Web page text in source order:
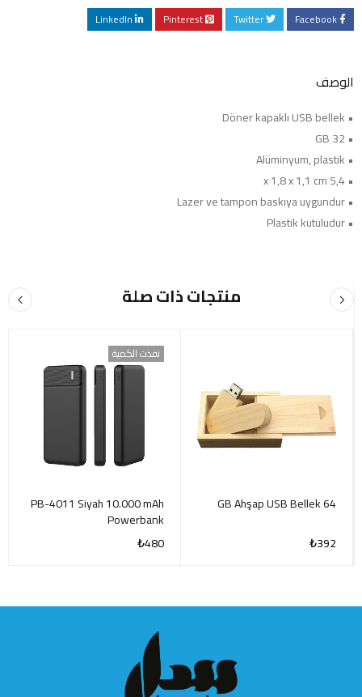
Facebook
Twitter
Pinterest
LinkedIn
الوصف
• Döner kapaklı USB bellek
• 32 GB
• Alüminyum, plastik
• 5,4 x 1,8 x 1,1 cm
• Lazer ve tampon baskıya uygundur
• Plastik kutuludur
منتجات ذات صلة
64 GB Ahşap USB Bellek
₺392
نفذت الكمية
PB-4011 Siyah 10.000 mAh
Powerbank
₺480